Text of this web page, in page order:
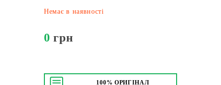
Немає в наявності
0 грн
100% ОРИГІНАЛ